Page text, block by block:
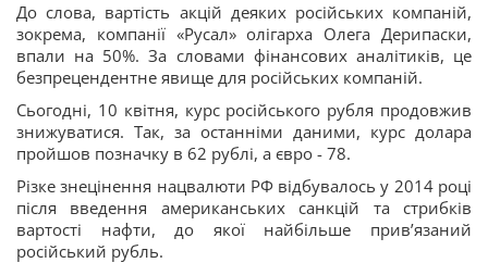
До слова, вартість акцій деяких російських компаній,
зокрема, компанії «Русал» олігарха Олега Дерипаски,
впали на 50%. За словами фінансових аналітиків, це
безпрецендентне явище для російських компаній.
Сьогодні, 10 квітня, курс російського рубля продовжив
знижуватися. Так, за останніми даними, курс долара
пройшов позначку в 62 рублі, а євро - 78.
Різке знецінення нацвалюти РФ відбувалось у 2014 році
після введення американських санкцій та стрибків
вартості нафти, до якої найбільше прив’язаний
російський рубль.